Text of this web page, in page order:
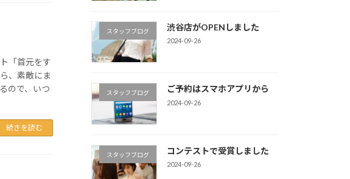
「首元をす
、素敵にま
ので、いつ
続きを読む
スタッフブログ 渋谷店がOPENしました
2024-09-26
スタッフブログ ご予約はスマホアプリから
2024-09-26
スタッフブログ コンテストで受賞しました
2024-09-26